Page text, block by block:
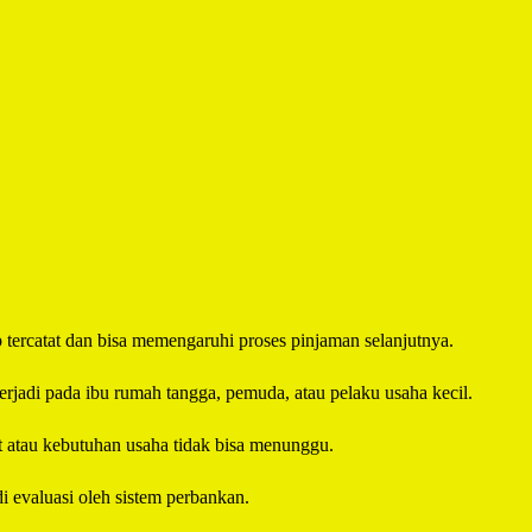
dan bisa memengaruhi proses pinjaman selanjutnya.
pada ibu rumah tangga, pemuda, atau pelaku usaha kecil.
kebutuhan usaha tidak bisa menunggu.
evaluasi oleh sistem perbankan.